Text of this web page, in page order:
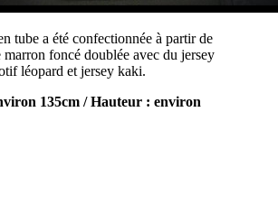
tube a été confectionnée à partir de
marron foncé doublée avec du jersey
léopard et jersey kaki.
135cm / Hauteur : environ